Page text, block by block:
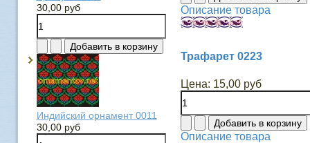
30,00 руб
Индийский орнамент 0011
30,00 руб
Описание товара
Трафарет 0223
Цена: 15,00 руб
Описание товара